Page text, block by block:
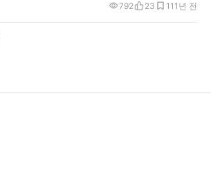
1년 전
792 23 11